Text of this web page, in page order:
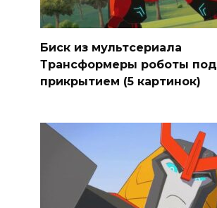
Биск из мультсериала
Трансформеры роботы под
прикрытием (5 картинок)